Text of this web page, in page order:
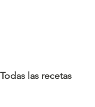
Todas las recetas